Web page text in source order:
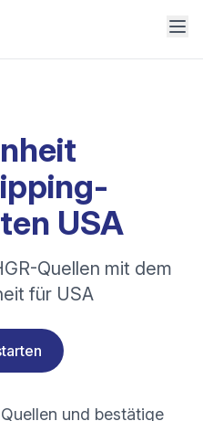
USA
Quellen mit dem
für USA
und bestätige